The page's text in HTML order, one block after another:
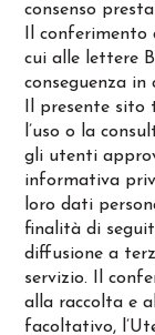
consenso
Il
cui alle lettere
conseguenza in
Il presente
l’uso o la
gli utenti
informativa
loro dati
finalità di
diffusione a
servizio. Il
alla raccolta e
facoltativo,